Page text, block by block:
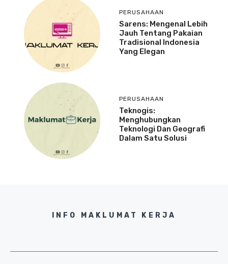
PERUSAHAAN
Sarens: Mengenal Lebih
Jauh Tentang Pakaian
Tradisional Indonesia
Yang Elegan
PERUSAHAAN
Teknogis:
Menghubungkan
Teknologi Dan Geografi
Dalam Satu Solusi
INFO MAKLUMAT KERJA